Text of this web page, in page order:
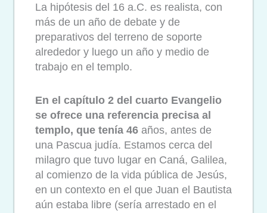
La hipótesis del 16 a.C. es realista, con
más de un año de debate y de
preparativos del terreno de soporte
alrededor y luego un año y medio de
trabajo en el templo.
En el capítulo 2 del cuarto Evangelio
se ofrece una referencia precisa al
templo, que tenía 46 años, antes de
una Pascua judía. Estamos cerca del
milagro que tuvo lugar en Caná, Galilea,
al comienzo de la vida pública de Jesús,
en un contexto en el que Juan el Bautista
aún estaba libre (sería arrestado en el